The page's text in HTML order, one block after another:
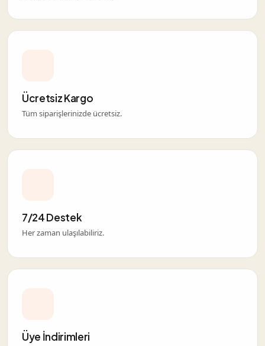
Ücretsiz Kargo
Tüm siparişlerinizde ücretsiz.
7/24 Destek
Her zaman ulaşılabiliriz.
Üye İndirimleri